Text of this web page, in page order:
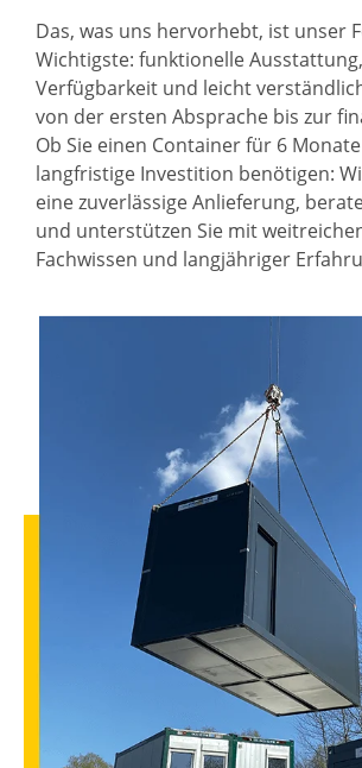
Das, was uns hervorhebt, ist unser
Wichtigste: funktionelle
Verfügbarkeit und leicht
von der ersten Absprache bis zur
Ob Sie einen Container für 6
langfristige Investition benötigen:
eine zuverlässige Anlieferung,
und unterstützen Sie mit
Fachwissen und langjähriger